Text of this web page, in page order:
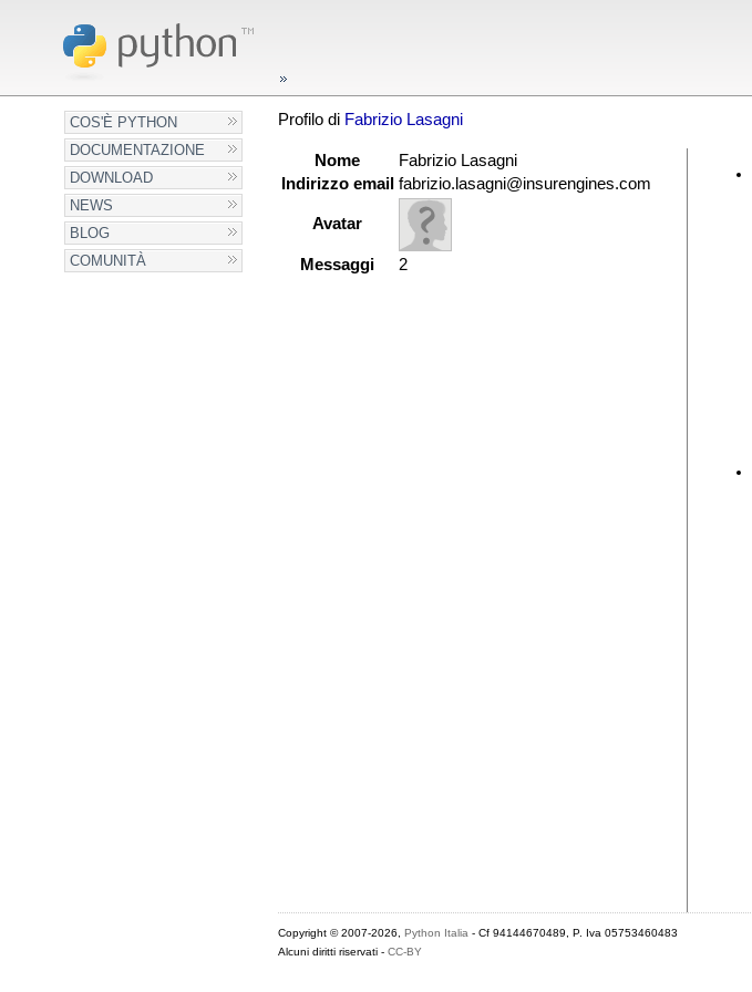
COS'È PYTHON
DOCUMENTAZIONE
DOWNLOAD
NEWS
BLOG
COMUNITÀ
Profilo di Fabrizio Lasagni
Nome
Fabrizio Lasagni
Indirizzo email fabrizio.lasagni@insurengines.com
Avatar
Messaggi 2
Copyright © 2007-2026, Python Italia- Cf 94144670489, P. Iva 05753460483
Alcuni diritti riservati - CC-BY